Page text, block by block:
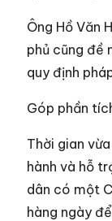
Ông Hồ Văn
phủ cũng đề
quy định
Góp phần
Thời gian
hành và hỗ
dân có một
hàng ngày